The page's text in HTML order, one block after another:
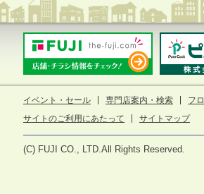
イベント・セール 専門店案内・検索 フ
サイトのご利用にあたって
サイトマップ
(C) FUJI CO., LTD.All Rights Reserved.